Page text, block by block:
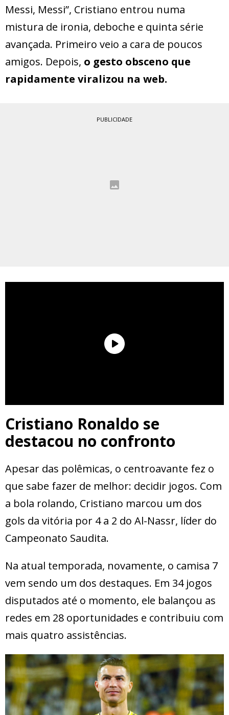
Messi, Messi”, Cristiano entrou numa
mistura de ironia, deboche e quinta série
avançada. Primeiro veio a cara de poucos
amigos. Depois, o gesto obsceno que
rapidamente viralizou na web.
PUBLICIDADE
Cristiano Ronaldo se
destacou no confronto
Apesar das polêmicas, o centroavante fez o
que sabe fazer de melhor: decidir jogos. Com
a bola rolando, Cristiano marcou um dos
gols da vitória por 4 a 2 do Al-Nassr, líder do
Campeonato Saudita.
Na atual temporada, novamente, o camisa 7
vem sendo um dos destaques. Em 34 jogos
disputados até o momento, ele balançou as
redes em 28 oportunidades e contribuiu com
mais quatro assistências.